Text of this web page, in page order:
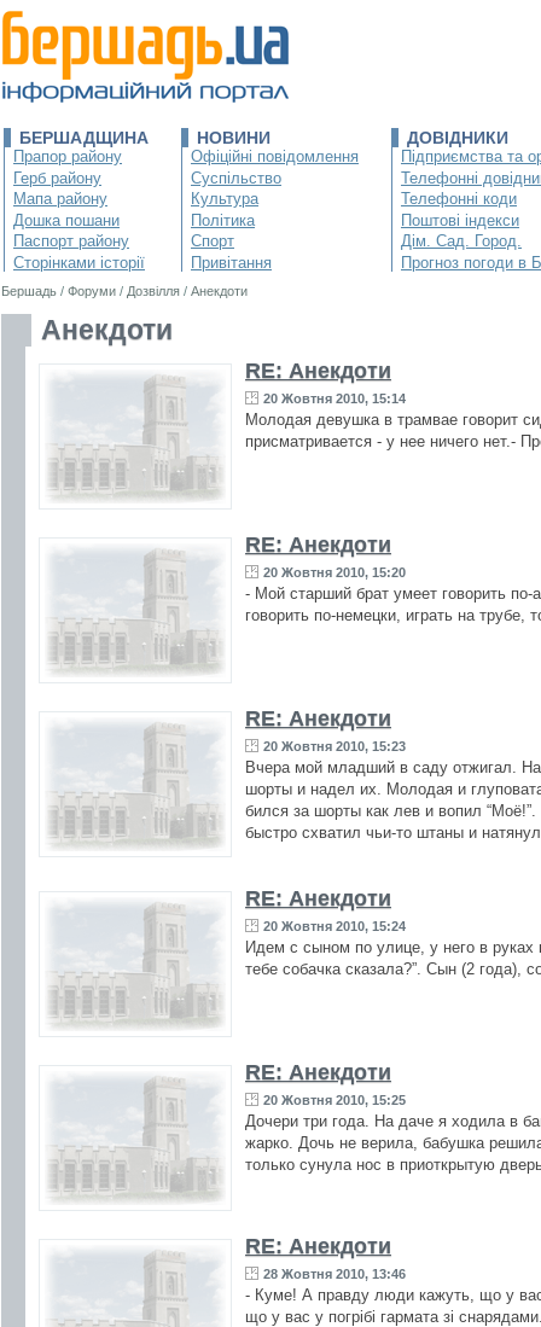
БЕРШАДЩИНА
Прапор району
Герб району
Мапа району
Дошка пошани
Паспорт району
Сторінками історії
НОВИНИ
Офіційні повідомлення
Суспільство
Культура
Політика
Спорт
Привітання
ДОВІДНИКИ
Підприємства та
Телефонні
Телефонні коди
Поштові індекси
Дім. Сад. Город.
Прогноз погоди в
Бершадь / Форуми / Дозвілля / Анекдоти
Анекдоти
RE: Анекдоти
20 Жовтня 2010, 15:14
Молодая девушка в трамвае говорит
присматривается - у нее ничего нет.-
RE: Анекдоти
20 Жовтня 2010, 15:20
- Мой старший брат умеет говорить по-
говорить по-немецки, играть на
RE: Анекдоти
20 Жовтня 2010, 15:23
Вчера мой младший в саду отжигал.
шорты и надел их. Молодая и
бился за шорты как лев и вопил
быстро схватил чьи-то штаны и
RE: Анекдоти
20 Жовтня 2010, 15:24
Идем с сыном по улице, у него в
тебе собачка сказала?”. Сын (2 года),
RE: Анекдоти
20 Жовтня 2010, 15:25
Дочери три года. На даче я ходила в
жарко. Дочь не верила, бабушка
только сунула нос в приоткрытую
RE: Анекдоти
28 Жовтня 2010, 13:46
- Куме! А правду люди кажуть, що у
що у вас у погрiбi гармата зi